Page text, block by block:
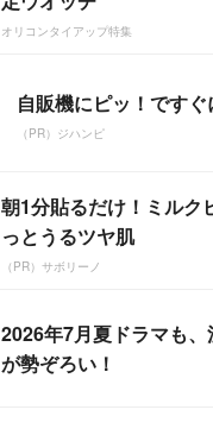
オリコンタイアップ特集
自販機にピッ！ですぐ
（PR）ジハンピ
朝1分貼るだけ！ミルク
っとうるツヤ肌
（PR）サボリーノ
2026年7月夏ドラマも
が勢ぞろい！